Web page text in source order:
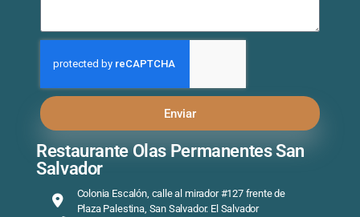
Enviar
Restaurante Olas Permanentes San
Salvador
Colonia Escalón, calle al mirador #127 frente de
Plaza Palestina, San Salvador. El Salvador